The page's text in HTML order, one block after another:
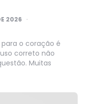
2026
o coração é
correto não
Muitas